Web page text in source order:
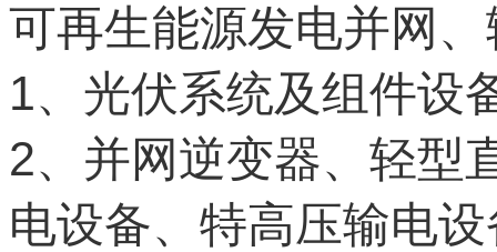
可再生能源发电并网
1、光伏系统及组件设
2、并网逆变器、轻型
电设备、特高压输电